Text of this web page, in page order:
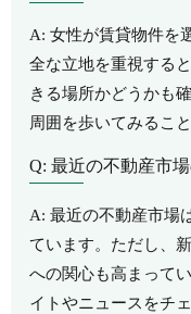
A: 女性が賃貸物件を
全な立地を重視する
きる場所かどうかも
周囲を歩いてみるこ
Q: 最近の不動産市
A: 最近の不動産市場
ています。ただし、
への関心も高まって
イトやニュースをチ